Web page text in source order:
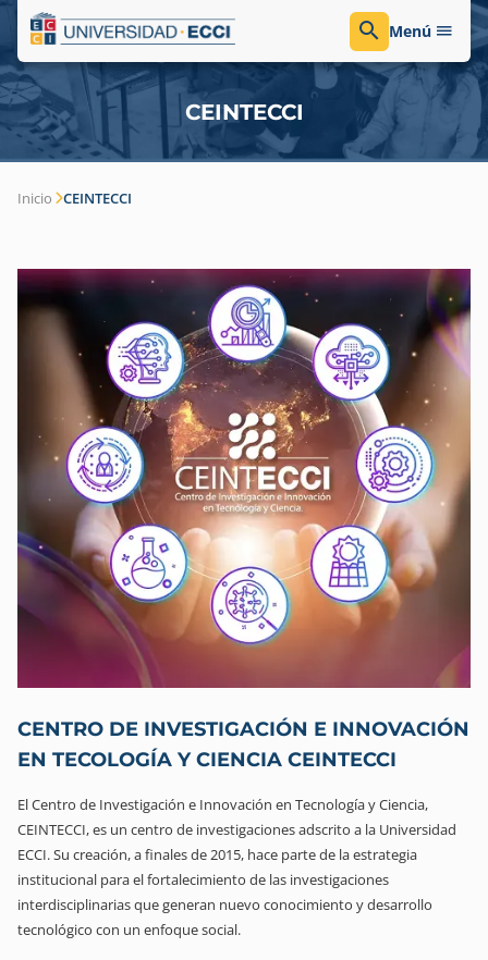
Menú
CEINTECCI
Inicio CEINTECCI
CENTRO DE INVESTIGACIÓN E INNOVACIÓN
EN TECOLOGÍA Y CIENCIA CEINTECCI
El Centro de Investigación e Innovación en Tecnología y Ciencia,
CEINTECCI, es un centro de investigaciones adscrito a la Universidad
ECCI. Su creación, a finales de 2015, hace parte de la estrategia
institucional para el fortalecimiento de las investigaciones
interdisciplinarias que generan nuevo conocimiento y desarrollo
tecnológico con un enfoque social.